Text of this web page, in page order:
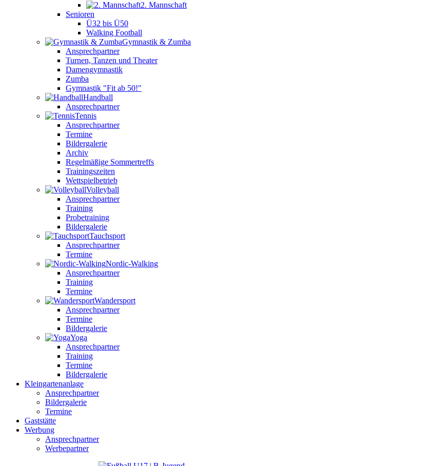
2. Mannschaft
Senioren
Ü32 bis Ü50
Walking Football
Gymnastik & Zumba
Ansprechpartner
Turnen, Tanzen und Theater
Damengymnastik
Zumba
Gymnastik "Fit ab 50!"
Handball
Ansprechpartner
Tennis
Ansprechpartner
Termine
Bildergalerie
Archiv
Regelmäßige Sommertreffs
Trainingszeiten
Wettspielbetrieb
Volleyball
Ansprechpartner
Training
Probetraining
Bildergalerie
Tauchsport
Ansprechpartner
Termine
Nordic-Walking
Ansprechpartner
Training
Termine
Wandersport
Ansprechpartner
Termine
Bildergalerie
Yoga
Ansprechpartner
Training
Termine
Bildergalerie
Kleingartenanlage
Ansprechpartner
Bildergalerie
Termine
Gaststätte
Werbung
Ansprechpartner
Werbepartner